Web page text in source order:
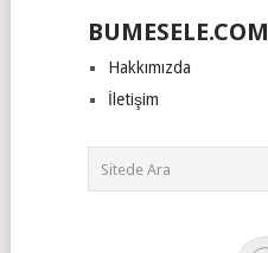
BUMESELE.COM
Hakkımızda
İletişim